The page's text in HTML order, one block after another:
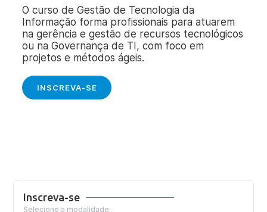
O curso de Gestão de Tecnologia da
Informação forma profissionais para atuarem
na gerência e gestão de recursos tecnológicos
ou na Governança de TI, com foco em
projetos e métodos ágeis.
INSCREVA-SE
Inscreva-se
Selecione a modalidade: